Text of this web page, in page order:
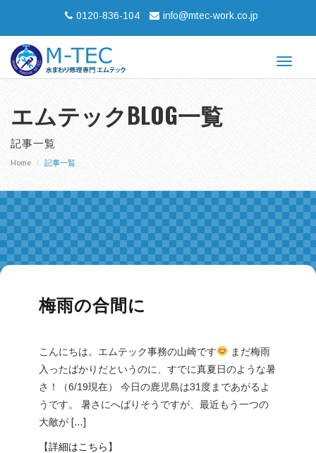
0120-836-104 info@mtec-work.co.jp
Toggle
エムテックBLOG一覧
記事一覧
Home 記事一覧
梅雨の合間に
こんにちは。エムテック事務の山崎です
まだ梅雨
入ったばかりだというのに、すでに真夏日のような暑
さ！（6/19現在） 今日の鹿児島は31度まであがるよ
うです。 暑さにへばりそうですが、最近もう一つの
大敵が […]
【詳細はこちら 】